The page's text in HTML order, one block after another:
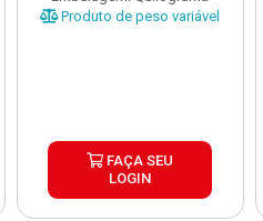
Produto de peso variável
FAÇA SEU
LOGIN